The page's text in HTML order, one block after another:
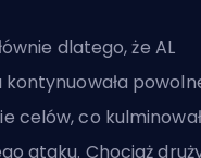
dlatego, że AL
kontynuowała
celów, co
ataku. Chociaż